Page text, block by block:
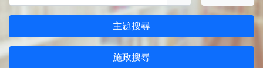
主題搜尋
施政搜尋